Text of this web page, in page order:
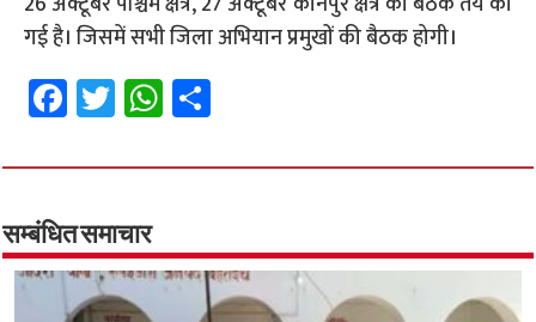
गई है। जिसमें सभी जिला अभियान प्रमुखों की बैठक होगी।
Fa
ce
b
o
o
k
T
wi
tt
er
W
h
at
p
p
ar
सम्बंधित समाचार